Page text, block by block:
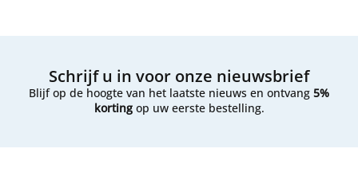
Schrijf u in voor onze nieuwsbrief
Blijf op de hoogte van het laatste nieuws en ontvang 5%
kortingop uw eerste bestelling.